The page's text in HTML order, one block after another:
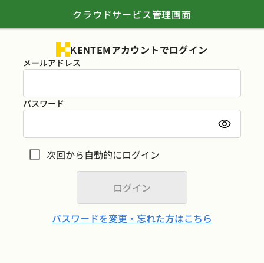
クラウドサービス管理画面
KENTEMアカウントでログイン
メールアドレス
パスワード
次回から自動的にログイン
パスワードを変更・忘れた方はこちら